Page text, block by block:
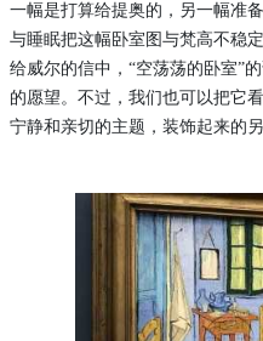
一幅是打算给提奥的，另一幅准
与睡眠把这幅卧室图与梵高不稳
给威尔的信中，“空荡荡的卧室”
的愿望。不过，我们也可以把它
宁静和亲切的主题，装饰起来的